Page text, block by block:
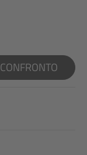
CONFRONTO